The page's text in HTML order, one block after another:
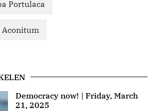
Portulaca
Aconitum
Democracy now! | Friday, March
21, 2025